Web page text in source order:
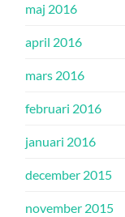
maj 2016
april 2016
mars 2016
februari 2016
januari 2016
december 2015
november 2015